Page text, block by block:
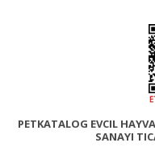
PETKATALOG EVCIL
SANAYI